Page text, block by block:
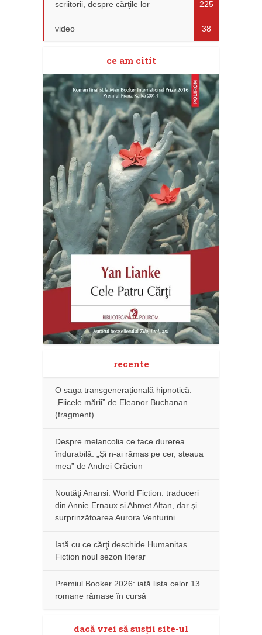
scriitorii, despre cărţile lor 225
video 38
ce am citit
recente
O saga transgenerațională hipnotică:
„Fiicele mării” de Eleanor Buchanan
(fragment)
Despre melancolia ce face durerea
îndurabilă: „Și n-ai rămas pe cer, steaua
mea” de Andrei Crăciun
Noutăţi Anansi. World Fiction: traduceri
din Annie Ernaux și Ahmet Altan, dar şi
surprinzătoarea Aurora Venturini
Iată cu ce cărţi deschide Humanitas
Fiction noul sezon literar
Premiul Booker 2026: iată lista celor 13
romane rămase în cursă
dacă vrei să susţii site-ul